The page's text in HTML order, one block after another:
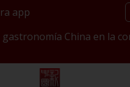
app
China en la